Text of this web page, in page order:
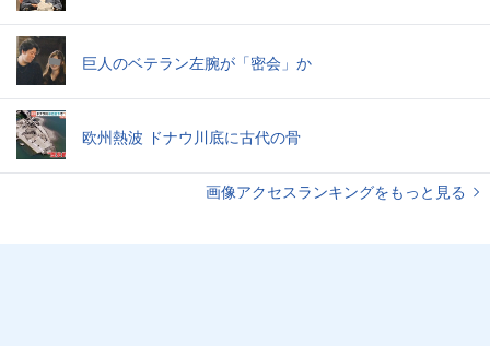
巨人のベテラン左腕が「密会」か
欧州熱波 ドナウ川底に古代の骨
画像アクセスランキングをもっと見る